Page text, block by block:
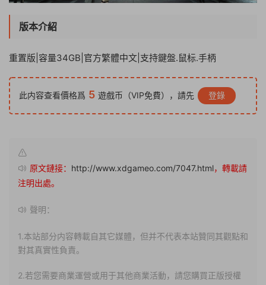
版本介紹
重置版|容量34GB|官方繁體中文|支持鍵盤.鼠标.手柄
此内容查看價格爲 5 遊戲币（VIP免費），請先 登錄
原文鏈接： http://www.xdgameo.com/7047.html，轉載請
注明出處。
聲明：
1.本站部分内容轉載自其它媒體，但并不代表本站贊同其觀點和
對其真實性負責。
2.若您需要商業運營或用于其他商業活動，請您購買正版授權